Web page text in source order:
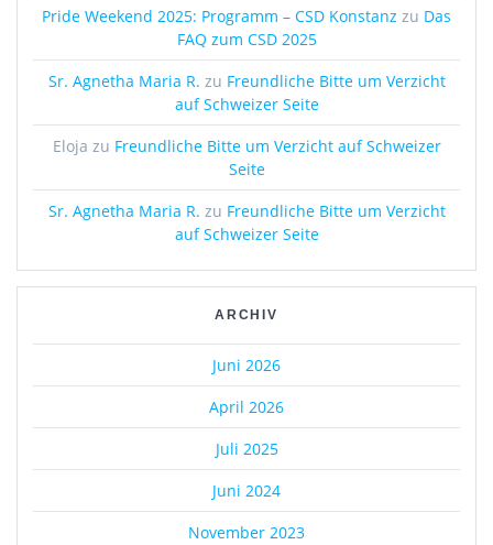
Pride Weekend 2025: Programm – CSD Konstanz zu Das
FAQ zum CSD 2025
Sr. Agnetha Maria R. zu Freundliche Bitte um Verzicht
auf Schweizer Seite
Eloja zu Freundliche Bitte um Verzicht auf Schweizer
Seite
Sr. Agnetha Maria R. zu Freundliche Bitte um Verzicht
auf Schweizer Seite
ARCHIV
Juni 2026
April 2026
Juli 2025
Juni 2024
November 2023